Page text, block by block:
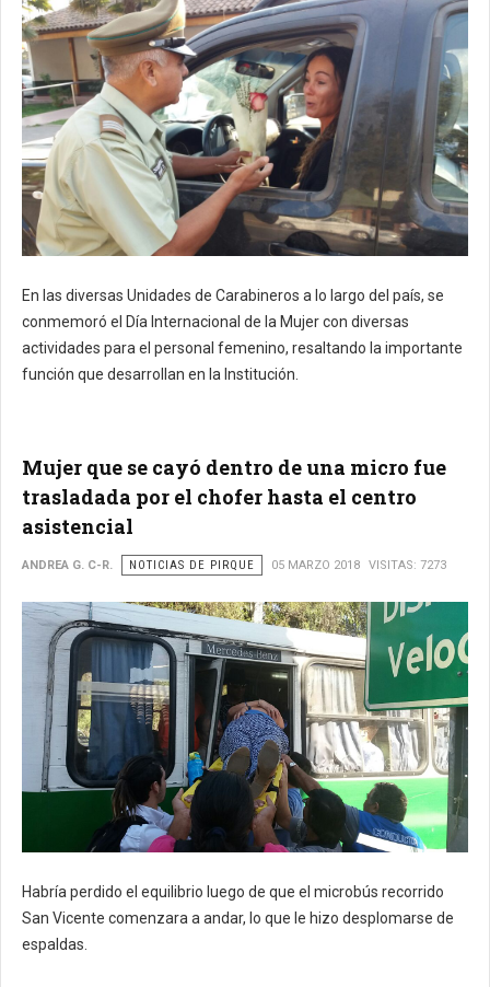
En las diversas Unidades de Carabineros a lo largo del país, se
conmemoró el Día Internacional de la Mujer con diversas
actividades para el personal femenino, resaltando la importante
función que desarrollan en la Institución.
Mujer que se cayó dentro de una micro fue
trasladada por el chofer hasta el centro
asistencial
ANDREA G. C-R. NOTICIAS DE PIRQUE 05 MARZO 2018 VISITAS: 7273
Habría perdido el equilibrio luego de que el microbús recorrido
San Vicente comenzara a andar, lo que le hizo desplomarse de
espaldas.